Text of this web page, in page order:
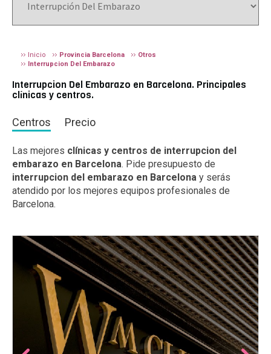
Inicio Provincia Barcelona
Otros
Interrupcion Del Embarazo
Interrupcion Del Embarazo en Barcelona. Principales
clínicas y centros.
Centros Precio
Las mejores clínicas y centros de interrupcion del
embarazo en Barcelona. Pide presupuesto de
interrupcion del embarazo en Barcelona y serás
atendido por los mejores equipos profesionales de
Barcelona.